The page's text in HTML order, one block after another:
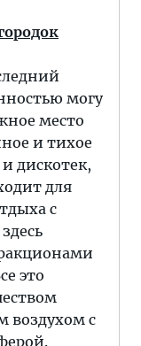
могу
место
и тихое
дискотек,
для
с
это
воздухом с